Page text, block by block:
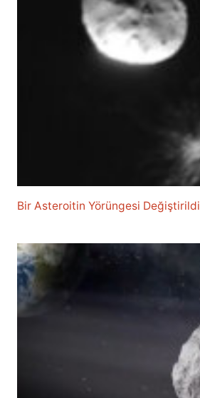
Bir Asteroitin Yörüngesi Değiştirildi